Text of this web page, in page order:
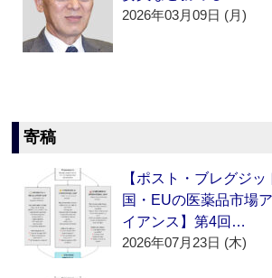
2026年03月09日 (月)
寄稿
【ポスト・ブレグジ
国・EUの医薬品市場
イアンス】第4回…
2026年07月23日 (木)